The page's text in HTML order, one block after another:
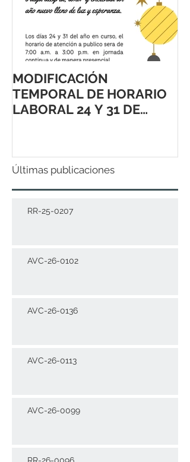
MODIFICACIÓN
TEMPORAL DE HORARIO
LABORAL 24 Y 31 DE
Últimas publicaciones
RR-25-0207
AVC-26-0102
AVC-26-0136
AVC-26-0113
AVC-26-0099
RR-26-0096